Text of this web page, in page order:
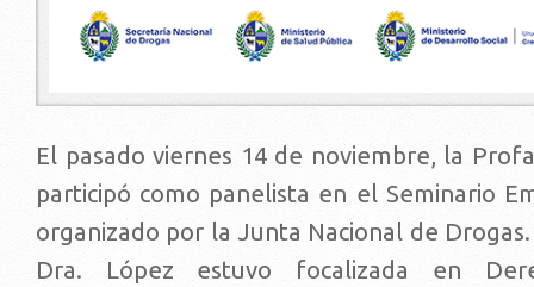
El pasado viernes 14 de noviembre, la
participó como panelista en el Seminario
organizado por la Junta Nacional de
Dra. López estuvo focalizada en